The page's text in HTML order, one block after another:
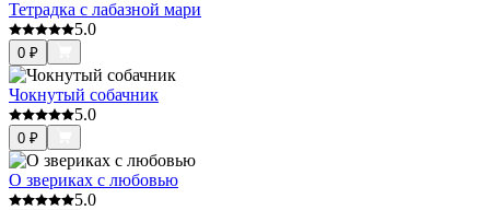
Тетрадка с лабазной мари
5.0
0 ₽
Чокнутый собачник
5.0
0 ₽
О звериках с любовью
5.0